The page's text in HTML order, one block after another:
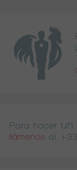
Para hacer un
llámenos al